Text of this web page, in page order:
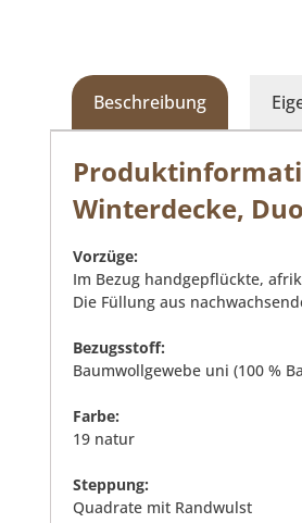
Beschreibung
Winterdecke,
Vorzüge:
Im Bezug handgepflückte,
Die Füllung aus
Bezugsstoff:
Baumwollgewebe uni (100 %
Farbe:
19 natur
Steppung:
Quadrate mit Randwulst